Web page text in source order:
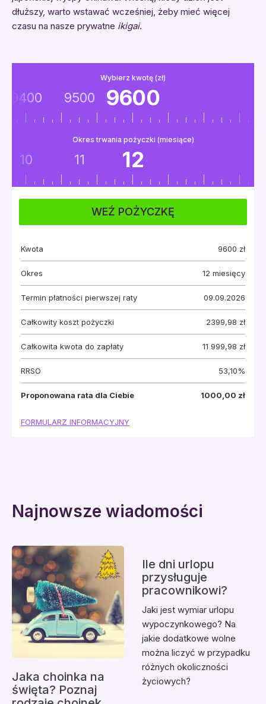
dłuższy, warto wstawać wcześniej, żeby mieć więcej
czasu na nasze prywatne ikigai.
Wybierz kwotę (zł)
9400 9500 9600
Okres trwania pożyczki (miesiące)
10 11 12
WEŹ POŻYCZKĘ
Kwota 9600 zł
Okres 12 miesięcy
Termin płatności pierwszej raty 09.09.2026
Całkowity koszt pożyczki 2399,98 zł
Całkowita kwota do zapłaty 11 999,98 zł
RRSO 53,10%
Proponowana rata dla Ciebie 1000,00 zł
FORMULARZ INFORMACYJNY
Najnowsze wiadomości
Jaka choinka na
święta? Poznaj
Ile dni urlopu
przysługuje
pracownikowi?
Jaki jest wymiar urlopu
wypoczynkowego? Na
jakie dodatkowe wolne
można liczyć w przypadku
różnych okoliczności
życiowych?